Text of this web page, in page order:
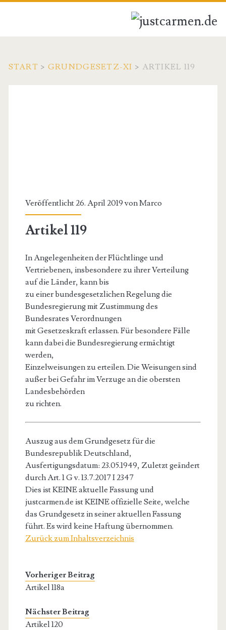
START > GRUNDGESETZ-XI > ARTIKEL 119
Veröffentlicht 26. April 2019 vonMarco
Artikel 119
In Angelegenheiten der Flüchtlinge und
Vertriebenen, insbesondere zu ihrer Verteilung
auf die Länder, kann bis
zu einer bundesgesetzlichen Regelung die
Bundesregierung mit Zustimmung des
Bundesrates Verordnungen
mit Gesetzeskraft erlassen. Für besondere Fälle
kann dabei die Bundesregierung ermächtigt
werden,
Einzelweisungen zu erteilen. Die Weisungen sind
außer bei Gefahr im Verzuge an die obersten
Landesbehörden
zu richten.
Auszug aus dem Grundgesetz für die
Bundesrepublik Deutschland,
Ausfertigungsdatum: 23.05.1949, Zuletzt geändert
durch Art. 1 G v. 13.7.2017 I 2347
Dies ist KEINE aktuelle Fassung und
justcarmen.de ist KEINE offizielle Seite, welche
das Grundgesetz in seiner aktuellen Fassung
führt. Es wird keine Haftung übernommen.
Zurück zum Inhaltsverzeichnis
Vorheriger Beitrag
Artikel 118a
Nächster Beitrag
Artikel 120